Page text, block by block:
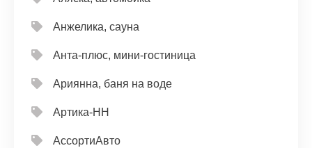
Анжелика, сауна
Анта-плюс, мини-гостиница
Ариянна, баня на воде
Артика-НН
АссортиАвто